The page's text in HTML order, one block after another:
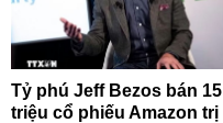
Tỷ phú Jeff Bezos bán 15
triệu cổ phiếu Amazon trị